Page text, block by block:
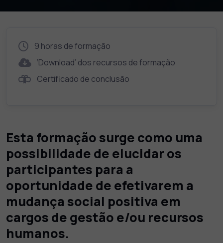
9 horas de formação
‘Download’ dos recursos de formação
Certificado de conclusão
Esta formação surge como uma
possibilidade de elucidar os
participantes para a
oportunidade de efetivarem a
mudança social positiva em
cargos de gestão e/ou recursos
humanos.